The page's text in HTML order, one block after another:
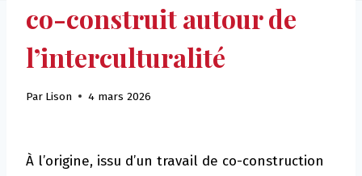
co-construit autour de
l’interculturalité
Par Lison 4 mars 2026
À l’origine, issu d’un travail de co-construction